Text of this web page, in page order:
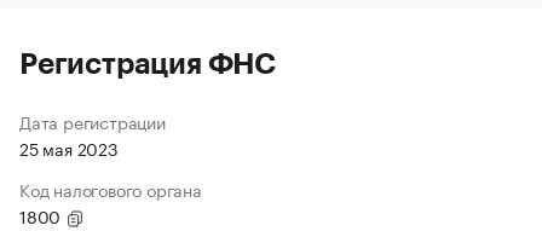
Регистрация ФНС
Дата регистрации
25 мая 2023
Код налогового органа
1800